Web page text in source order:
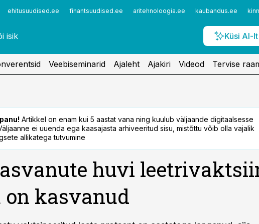
ehitusuudised.ee finantsuudised.ee aritehnoloogia.ee kaubandus.ee
Küsi AI-lt
Veebiseminarid Ajaleht Ajakiri Videod Tervise
Artikkel on enam kui 5 aastat vana ning kuulub väljaande digitaalsesse
ei uuenda ega kaasajasta arhiveeritud sisu, mistõttu võib olla vajalik
allikatega tutvumine
huvi
kasvanud